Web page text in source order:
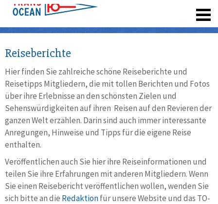
Reiseberichte
Hier finden Sie zahlreiche schöne Reiseberichte und
Reisetipps Mitgliedern, die mit tollen Berichten und Fotos
über ihre Erlebnisse an den schönsten Zielen und
Sehenswürdigkeiten auf ihren Reisen auf den Revieren der
ganzen Welt erzählen. Darin sind auch immer interessante
Anregungen, Hinweise und Tipps für die eigene Reise
enthalten.
Veröffentlichen auch Sie hier ihre Reiseinformationen und
teilen Sie ihre Erfahrungen mit anderen Mitgliedern. Wenn
Sie einen Reisebericht veröffentlichen wollen, wenden Sie
sich bitte an die Redaktionfür unsere Website und das TO-